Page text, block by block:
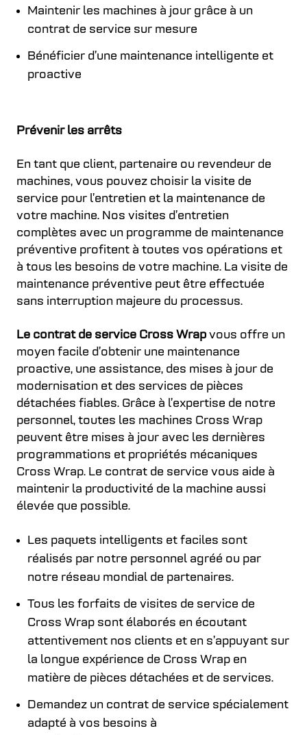
Maintenir les machines à jour grâce à un
contrat de service sur mesure
Bénéficier d’une maintenance intelligente et
proactive
Prévenir les arrêts
En tant que client, partenaire ou revendeur de
machines, vous pouvez choisir la visite de
service pour l’entretien et la maintenance de
votre machine. Nos visites d’entretien
complètes avec un programme de maintenance
préventive profitent à toutes vos opérations et
à tous les besoins de votre machine. La visite de
maintenance préventive peut être effectuée
sans interruption majeure du processus.
Le contrat de service Cross Wrap vous offre un
moyen facile d’obtenir une maintenance
proactive, une assistance, des mises à jour de
modernisation et des services de pièces
détachées fiables. Grâce à l’expertise de notre
personnel, toutes les machines Cross Wrap
peuvent être mises à jour avec les dernières
programmations et propriétés mécaniques
Cross Wrap. Le contrat de service vous aide à
maintenir la productivité de la machine aussi
élevée que possible.
Les paquets intelligents et faciles sont
réalisés par notre personnel agréé ou par
notre réseau mondial de partenaires.
Tous les forfaits de visites de service de
Cross Wrap sont élaborés en écoutant
attentivement nos clients et en s’appuyant sur
la longue expérience de Cross Wrap en
matière de pièces détachées et de services.
Demandez un contrat de service spécialement
adapté à vos besoins à